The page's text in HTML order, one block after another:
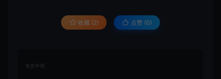
收藏 (2) 点赞 (0)
免责申明